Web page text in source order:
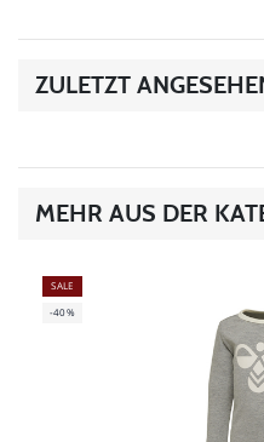
ZULETZT
MEHR AUS DER
SALE
-40%